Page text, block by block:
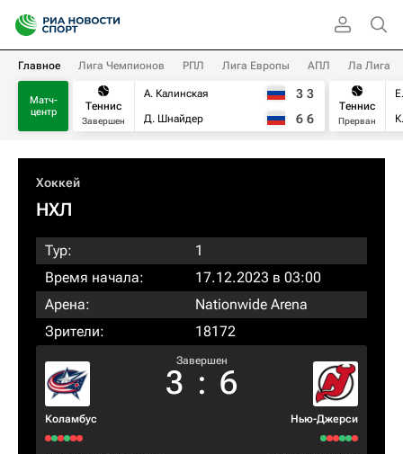
Главное Лига Чемпионов РПЛ Лига Европы АПЛ Ла Лига
Матч-
центр
Теннис
Завершен
А. Калинская
Д. Шнайдер
3 3
6 6
Теннис
Прерван
Хоккей
НХЛ
Тур:
1
Время начала:
17.12.2023 в 03:00
Арена:
Nationwide Arena
Зрители:
18172
Коламбус
Завершен
3 : 6
Нью-Джерси